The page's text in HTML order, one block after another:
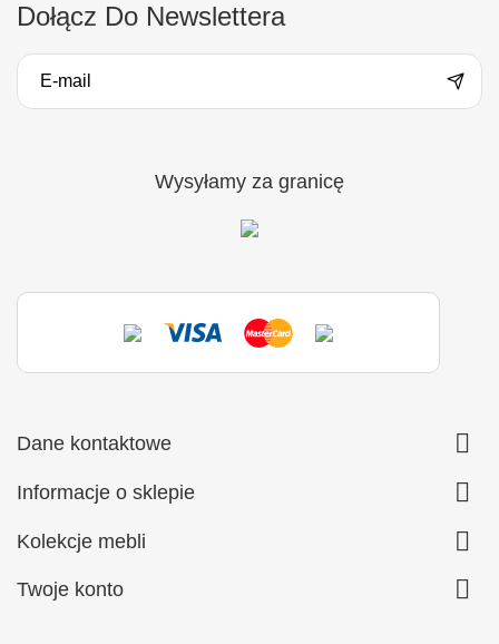
Dołącz Do Newslettera
Wysyłamy za granicę
Dane kontaktowe 
Informacje o sklepie 
Kolekcje mebli 
Twoje konto 